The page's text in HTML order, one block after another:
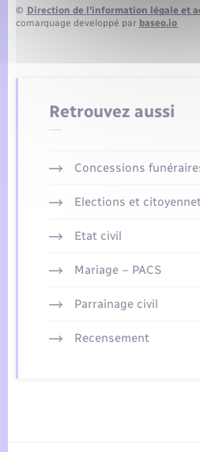
© Direction de l’information légale et
comarquage developpé par baseo.io
Retrouvez aussi
Concessions
Elections et
Etat civil
Mariage – PACS
Parrainage civil
Recensement